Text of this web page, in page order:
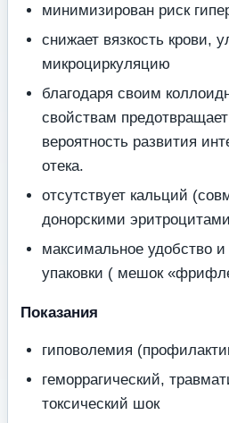
минимизирован риск
снижает вязкость крови,
микроциркуляцию
благодаря своим
свойствам
вероятность развития
отека.
отсутствует кальций
донорскими
максимальное удобство
упаковки ( мешок
Показания
гиповолемия
геморрагический,
токсический шок